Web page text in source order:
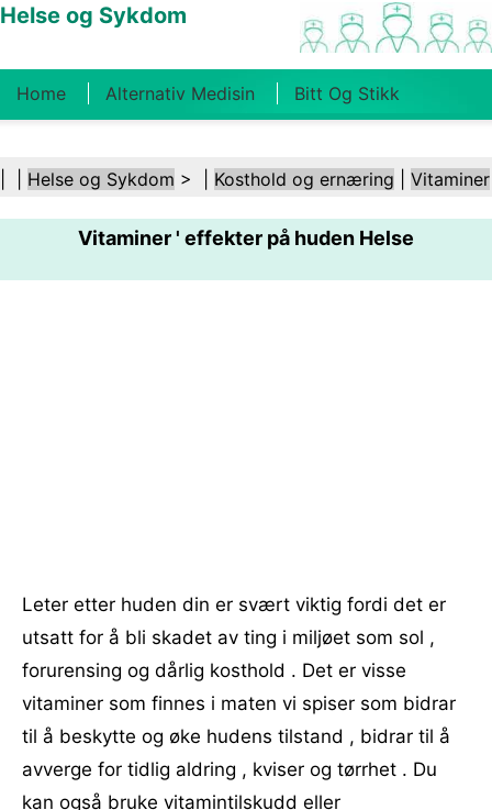
Helse og Sykdom
Home Alternativ Medisin Bitt Og Stikk
Kosthold Og Ernæring Familiehelse
Helsebransjen Psykisk Helse Folkehelse Og
Sikkerhet Kirurgi Og Prosedyrer Helse
Helse og Sykdom > | Kosthold og ernæring Vitaminer
Vitaminer ' effekter på huden Helse
Leter etter huden din er svært viktig fordi det er
utsatt for å bli skadet av ting i miljøet som sol ,
forurensing og dårlig kosthold . Det er visse
vitaminer som finnes i maten vi spiser som bidrar
til å beskytte og øke hudens tilstand , bidrar til å
avverge for tidlig aldring , kviser og tørrhet . Du
kan også bruke vitamintilskudd eller